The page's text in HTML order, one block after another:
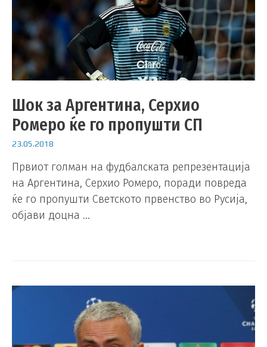
Шок за Аргентина, Серхио
Ромеро ќе го пропушти СП
23.05.2018
Првиот голман на фудбалската репрезентација
на Аргентина, Серхио Ромеро, поради повреда
ќе го пропушти Светското првенство во Русија,
објави доцна …